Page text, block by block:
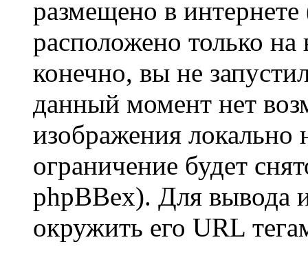
размещено в
расположено только
конечно, вы не
данный момент нет
изображения локально
ограничение будет
phpBBex). Для вывода
окружить его URL